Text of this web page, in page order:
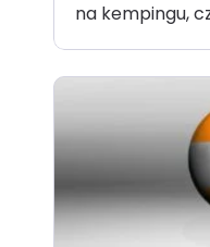
na kempingu,